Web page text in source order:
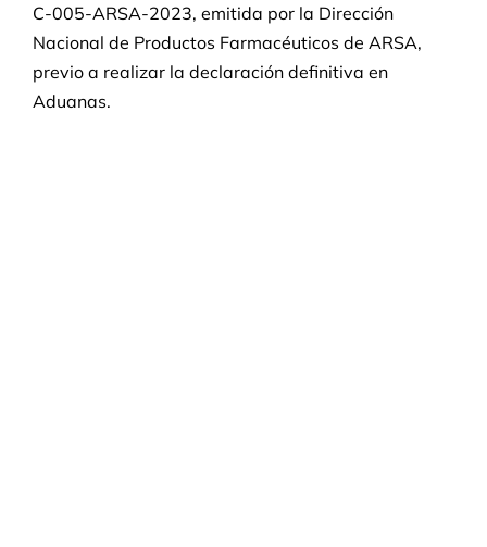
C-005-ARSA-2023, emitida por la Dirección
Nacional de Productos Farmacéuticos de ARSA,
previo a realizar la declaración definitiva en
Aduanas.